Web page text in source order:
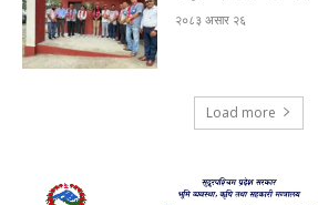
२०८३ असार २६
Load more